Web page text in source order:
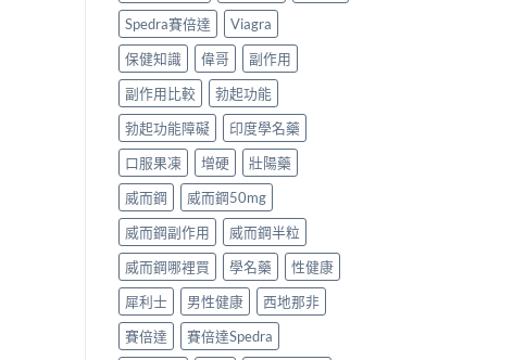
Spedra賽倍達
Viagra
保健知識
偉哥
副作用
副作用比較
勃起功能
勃起功能障礙
印度學名藥
口服果凍
增硬
壯陽藥
威而鋼
威而鋼50mg
威而鋼副作用
威而鋼半粒
威而鋼哪裡買
學名藥
性健康
犀利士
男性健康
西地那非
賽倍達
賽倍達Spedra